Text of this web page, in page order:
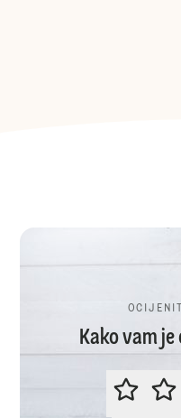
Kako vam